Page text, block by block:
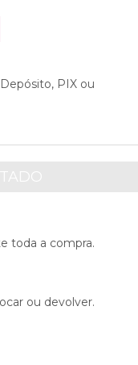
PIX ou
toda a compra.
ou devolver.